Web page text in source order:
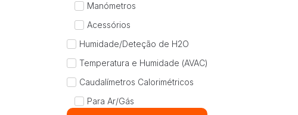
Manómetros
Acessórios
Humidade/Deteção de H2O
Temperatura e Humidade (AVAC)
Caudalímetros Calorimétricos
Para Ar/Gás